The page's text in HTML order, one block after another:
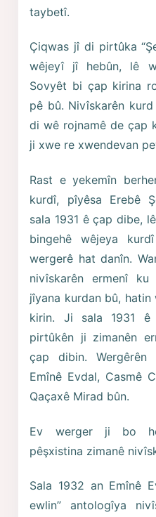
taybetî.
Çiqwas jî di pirtûka
wêjeyî jî hebûn, lê
Sovyêt bi çap kirina
pê bû. Nivîskarên
di wê rojnamê de çap
ji xwe re xwendevan
Rast e yekemîn
kurdî, pîyêsa Erebê
sala 1931 ê çap dibe,
bingehê wêjeya
wergerê hat danîn.
nivîskarên ermenî
jîyana kurdan bû,
kirin. Ji sala 1931
pirtûkên ji zimanên
çap dibin. Wergêrên
Emînê Evdal, Casmê
Qaçaxê Mirad bûn.
Ev werger ji bo
pêşxistina zimanê
Sala 1932 an Emînê
ewlin” antologîya